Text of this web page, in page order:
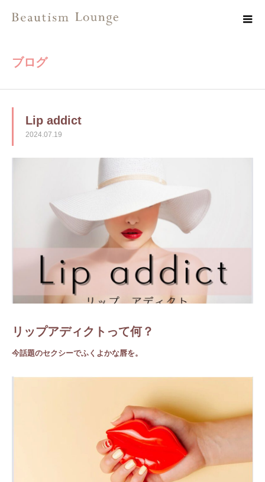
ブログ
Lip addict
2024.07.19
リップアディクトって何？
今話題のセクシーでふくよかな唇を。